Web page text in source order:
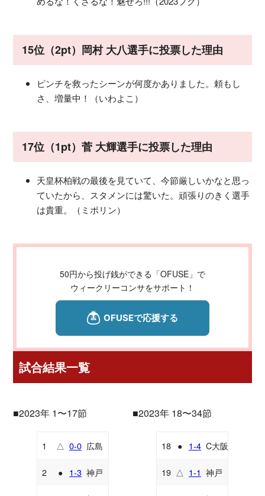
15位（2pt）岡村 大八選手に投票した理由
ピンチを救ったシーンが何度かありました。頼もし
さ、増量中！（いわよこ）
17位（1pt）菅 大輝選手に投票した理由
天皇杯柏戦の最後を見ていて、今節厳しいかなと思っ
ていたから、スタメンには驚いた。頑張りのきく選手
は貴重。（ミポリン）
50円から投げ銭ができる「OFUSE」で
ウィークリーコンサをサポート！
試合結果一覧
■2023年 1〜17節
1 △ 0-0 広島
2 ● 1-3 神戸
■2023年 18〜34節
18 ● 1-4 C大阪
19 △ 1-1 神戸